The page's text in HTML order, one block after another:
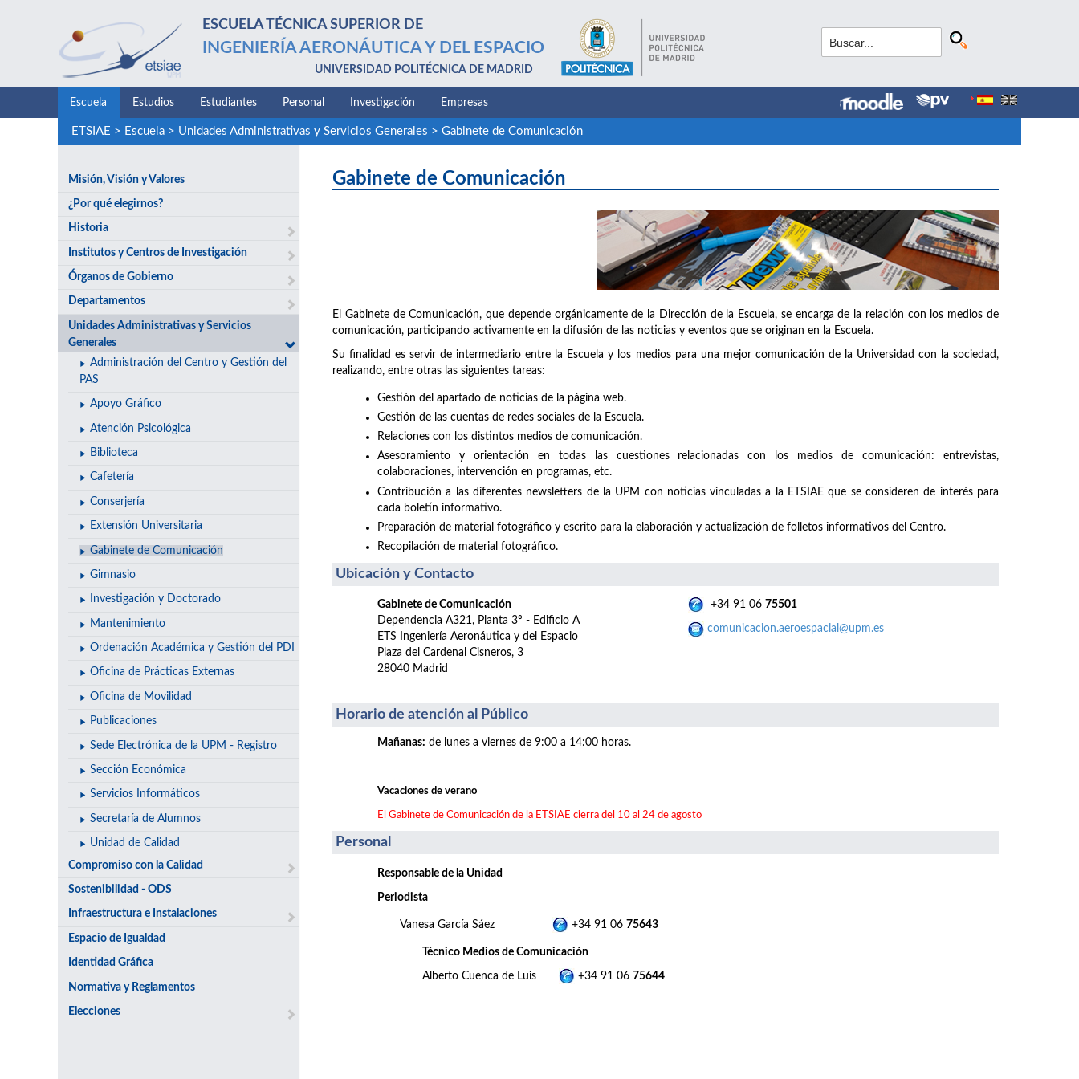
ESCUELA TÉCNICA SUPERIOR DE
INGENIERÍA AERONÁUTICA Y DEL ESPACIO
UNIVERSIDAD POLITÉCNICA DE MADRID
Escuela Estudios Estudiantes Personal Investigación Empresas
ETSIAE > Escuela> Unidades Administrativas y Servicios Generales > Gabinete de Comunicación
Misión, Visión y Valores
¿Por qué elegirnos?
Historia
Institutos y Centros de Investigación
Órganos de Gobierno
Departamentos
Unidades Administrativas y Servicios
Generales
Administración del Centro y Gestión del
PAS
Apoyo Gráfico
Atención Psicológica
Biblioteca
Cafetería
Conserjería
Extensión Universitaria
Gabinete de Comunicación
Gimnasio
Investigación y Doctorado
Mantenimiento
Ordenación Académica y Gestión del PDI
Oficina de Prácticas Externas
Oficina de Movilidad
Publicaciones
Sede Electrónica de la UPM - Registro
Sección Económica
Servicios Informáticos
Secretaría de Alumnos
Unidad de Calidad
Compromiso con la Calidad
Sostenibilidad - ODS
Infraestructura e Instalaciones
Espacio de Igualdad
Identidad Gráfica
Normativa y Reglamentos
Elecciones
Gabinete de Comunicación
El Gabinete de Comunicación, que depende orgánicamente de la Dirección de la Escuela, se encarga de la relación con los medios de
comunicación, participando activamente en la difusión de las noticias y eventos que se originan en la Escuela.
Su finalidad es servir de intermediario entre la Escuela y los medios para una mejor comunicación de la Universidad con la sociedad,
realizando, entre otras las siguientes tareas:
Gestión del apartado de noticias de la página web.
Gestión de las cuentas de redes sociales de la Escuela.
Relaciones con los distintos medios de comunicación.
Asesoramiento y orientación en todas las cuestiones relacionadas con los medios de comunicación: entrevistas,
colaboraciones, intervención en programas, etc.
Contribución a las diferentes newsletters de la UPM con noticias vinculadas a la ETSIAE que se consideren de interés para
cada boletín informativo.
Preparación de material fotográfico y escrito para la elaboración y actualización de folletos informativos del Centro.
Recopilación de material fotográfico.
Ubicación y Contacto
Gabinete de Comunicación
Dependencia A321, Planta 3º - Edificio A
ETS Ingeniería Aeronáutica y del Espacio
Plaza del Cardenal Cisneros, 3
28040 Madrid
+34 91 06 75501
comunicacion.aeroespacial@upm.es
Horario de atención al Público
Mañanas: de lunes a viernes de 9:00 a 14:00 horas.
Vacaciones de verano
El Gabinete de Comunicación de la ETSIAE cierra del 10 al 24 de agosto
Personal
Responsable de la Unidad
Periodista
Vanesa García Sáez +34 91 06 75643
Técnico Medios de Comunicación
Alberto Cuenca de Luis +34 91 06 75644